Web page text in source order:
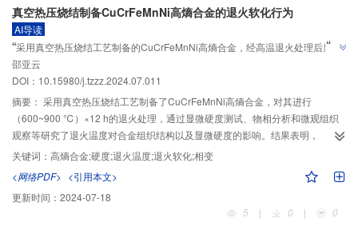
真空热压烧结制备CuCrFeMnNi高熵合金的退火软化行为
AI导读
“采用真空热压烧结工艺制备的CuCrFeMnNi高熵合金，经高温退火处理后显著
软化，其显微硬度降低至烧结态的52%，主要归因于ρ相的分解。
”
邵亚云
DOI：10.15980/j.tzzz.2024.07.011
摘要： 采用真空热压烧结工艺制备了CuCrFeMnNi高熵合金，对其进行
（600~900 ℃）×12 h的退火处理，通过显微硬度测试、物相分析和微观组织
观察等研究了退火温度对合金组织结构以及显微硬度的影响。结果表明，
CuCrFeMnNi高熵合金的烧结态硬度（HV）约为543，随退火温度升高，合金
显微硬度逐渐降低。当退火温度为900 ℃时，CuCrFeMnNi高熵合金的显微硬
度（HV）降至268，约是烧结态的52%，表明该合金经高温退火处理后发生了
显著的退火软化现象。XRD结果表明，CuCrFeMnNi高熵合金由烧结态的FCC
主相（FCC1+FCC2）+ρ相的多相结构转变为FCC2相的单相结构。因此，该合
关键词： 高熵合金;硬度;退火温度;退火软化;相变
<网络PDF> <引用本文>
更新时间： 2024-07-18
5
| 0 | 0